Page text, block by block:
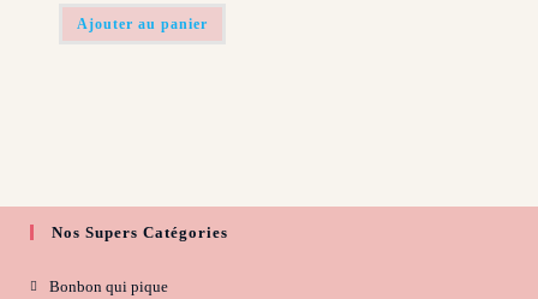
Ajouter au panier
Nos Supers Catégories
Bonbon qui pique